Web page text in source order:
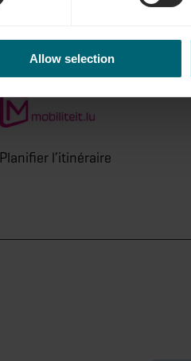
Allow selection
Planifier l’itinéraire